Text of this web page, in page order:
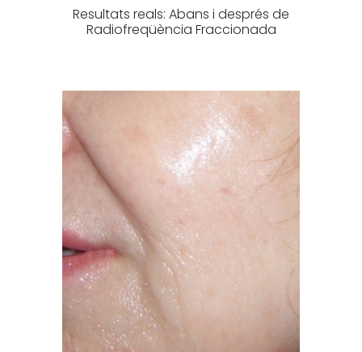
Resultats reals: Abans i després de
Radiofreqüència Fraccionada